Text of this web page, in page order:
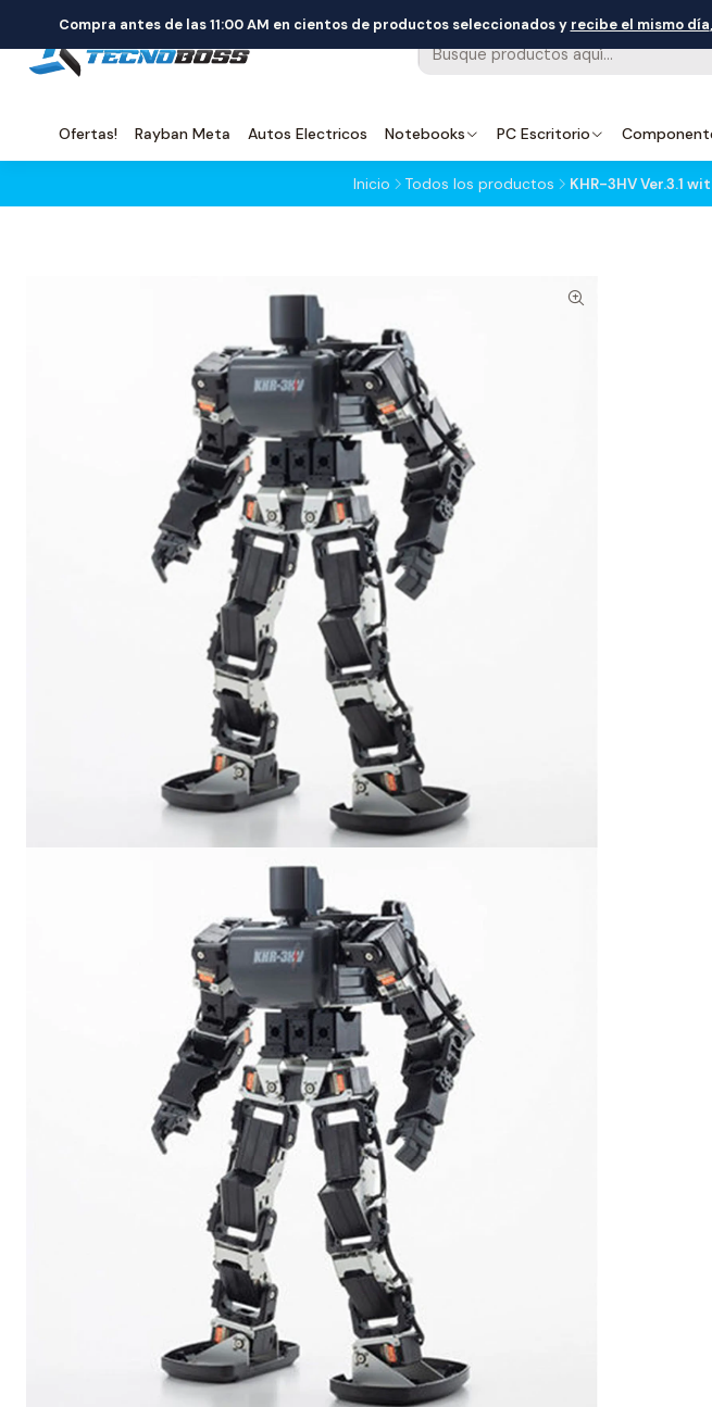
Ofertas! Rayban Meta Autos Electricos Notebooks PC Escritorio
Compra antes de las 11:00 AM en cientos de productos seleccionados y recibe el mismo día
Inicio Todos los productos KHR-3HV Ver.3.1